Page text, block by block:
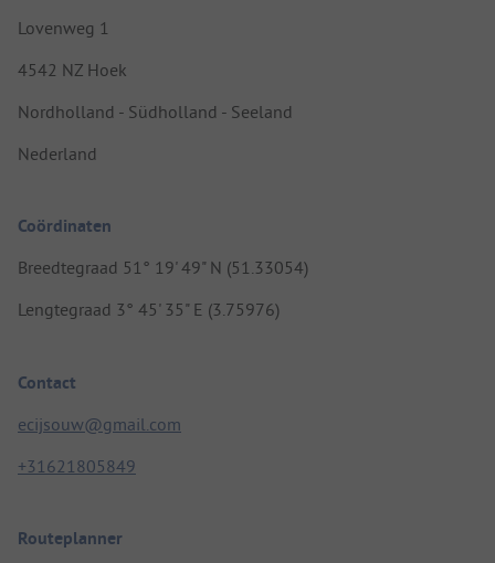
Lovenweg 1
4542 NZ Hoek
Nordholland - Südholland - Seeland
Nederland
Coördinaten
Breedtegraad 51° 19' 49" N (51.33054)
Lengtegraad 3° 45' 35" E (3.75976)
Contact
ecijsouw@gmail.com
+31621805849
Routeplanner